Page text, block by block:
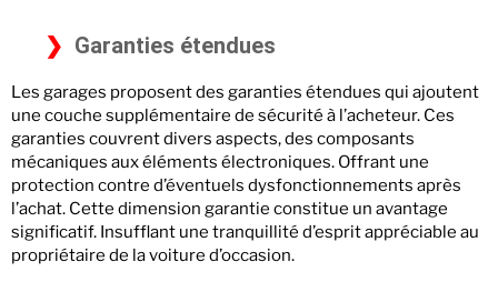
Garanties étendues
Les garages proposent des garanties étendues qui ajoutent
une couche supplémentaire de sécurité à l’acheteur. Ces
garanties couvrent divers aspects, des composants
mécaniques aux éléments électroniques. Offrant une
protection contre d’éventuels dysfonctionnements après
l’achat. Cette dimension garantie constitue un avantage
significatif. Insufflant une tranquillité d’esprit appréciable au
propriétaire de la voiture d’occasion.